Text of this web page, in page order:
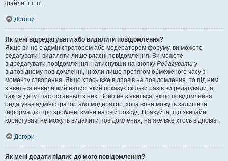
файли" і т. п.
Догори
Як мені відредагувати або видалити повідомлення?
Якщо ви не є адміністратором або модератором форуму, ви можете
редагувати і видаляти лише власні повідомлення. Ви можете
відредагувати повідомлення, натиснувши на кнопку Редагувати у
відповідному повідомленні, інколи лише протягом обмеженого часу з
моменту створення. Якщо хтось вже відповів на повідомлення, то під ним
з'явиться невеличкий напис, який показує скільки разів ви редагували, а
також дату і час останньої з них. Воно не з'явиться, якщо повідомлення
редагував адміністратор або модератор, хоча вони можуть залишити
інформацію про зроблені зміни на свій розсуд. Врахуйте, що звичайні
користувачі не можуть видалити повідомлення, на яке вже хтось відповів.
Догори
Як мені додати підпис до мого повідомлення?